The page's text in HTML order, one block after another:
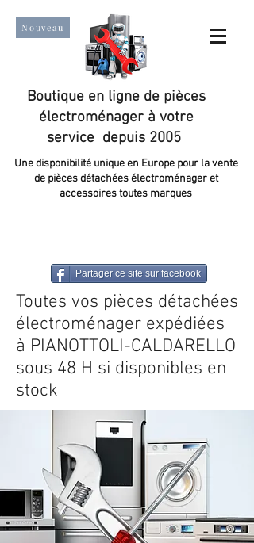
Nouveau
Boutique en ligne de pièces
électroménager à votre
service depuis 2005
Une disponibilité unique en Europe pour la vente
de pièces détachées électroménager et
accessoires toutes marques
Partager ce site sur facebook
Toutes vos pièces détachées
électroménager expédiées
à PIANOTTOLI-CALDARELLO
sous 48 H si disponibles en
stock